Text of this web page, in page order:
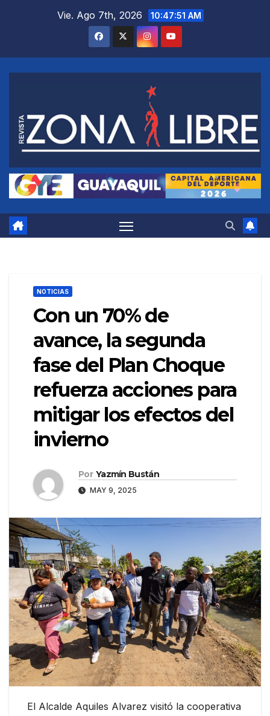
Vie. Ago 7th, 2026 10:47:52 AM
NOTICIAS
Con un 70% de
avance, la segunda
fase del Plan Choque
refuerza acciones para
mitigar los efectos del
invierno
Por Yazmín Bustán
MAY 9, 2025
El Alcalde Aquiles Alvarez visitó la cooperativa